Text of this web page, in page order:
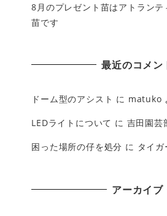
8月のプレゼント苗はアトラン
苗です
最近のコメン
ドーム型のアシスト に matuko
LEDライトについて に 吉田園芸
困った場所の仔を処分 に タイガ
アーカイブ